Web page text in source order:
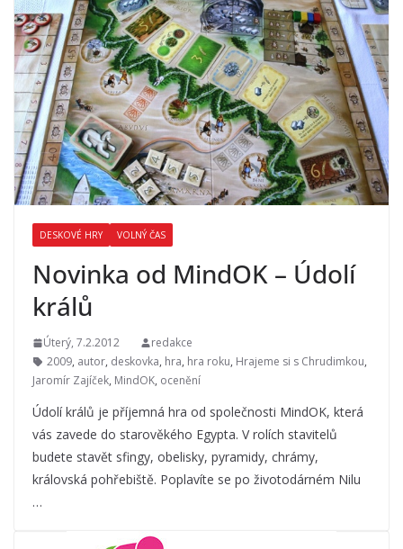
DESKOVÉ HRY VOLNÝ ČAS
Novinka od MindOK – Údolí
králů
Úterý, 7.2.2012
redakce
2009, autor, deskovka, hra, hra roku, Hrajeme si s Chrudimkou,
Jaromír Zajíček, MindOK, ocenění
Údolí králů je příjemná hra od společnosti MindOK, která
vás zavede do starověkého Egypta. V rolích stavitelů
budete stavět sfingy, obelisky, pyramidy, chrámy,
královská pohřebiště. Poplavíte se po životodárném Nilu
…